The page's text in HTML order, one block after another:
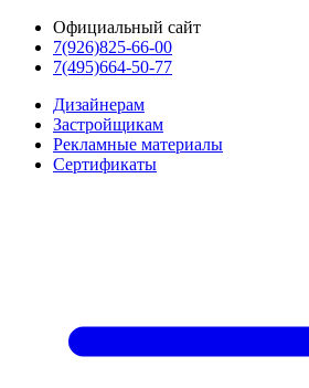
Официальный сайт
7(926)825-66-00
7(495)664-50-77
Дизайнерам
Застройщикам
Рекламные материалы
Сертификаты